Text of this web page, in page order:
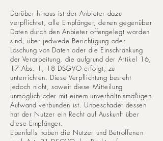
Darüber hinaus ist der Anbieter dazu
verpflichtet, alle Empfänger, denen gegenüber
Daten durch den Anbieter offengelegt worden
sind, über jedwede Berichtigung oder
Löschung von Daten oder die Einschränkung
der Verarbeitung, die aufgrund der Artikel 16,
17 Abs. 1, 18 DSGVO erfolgt, zu
unterrichten. Diese Verpflichtung besteht
jedoch nicht, soweit diese Mitteilung
unmöglich oder mit einem unverhältnismäßigen
Aufwand verbunden ist. Unbeschadet dessen
hat der Nutzer ein Recht auf Auskunft über
diese Empfänger.
Ebenfalls haben die Nutzer und Betroffenen